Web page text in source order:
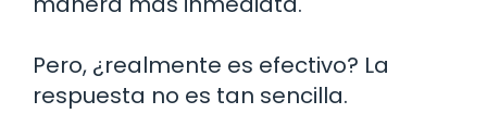
Pero, ¿realmente es efectivo? La
respuesta no es tan sencilla.